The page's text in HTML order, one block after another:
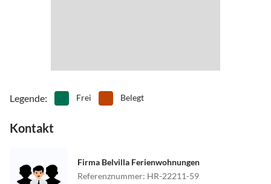
Legende: Frei Belegt
Kontakt
Firma Belvilla Ferienwohnungen
Referenznummer: HR-22211-59